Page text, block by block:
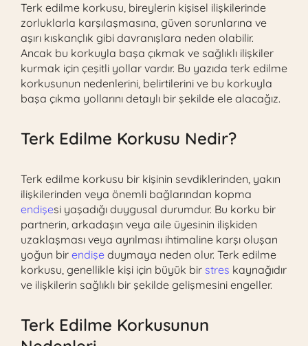
Terk edilme korkusu, bireylerin kişisel ilişkilerinde
zorluklarla karşılaşmasına, güven sorunlarına ve
aşırı kıskançlık gibi davranışlara neden olabilir.
Ancak bu korkuyla başa çıkmak ve sağlıklı ilişkiler
kurmak için çeşitli yollar vardır. Bu yazıda terk edilme
korkusunun nedenlerini, belirtilerini ve bu korkuyla
başa çıkma yollarını detaylı bir şekilde ele alacağız.
Terk Edilme Korkusu Nedir?
Terk edilme korkusu bir kişinin sevdiklerinden, yakın
ilişkilerinden veya önemli bağlarından kopma
endişesi yaşadığı duygusal durumdur. Bu korku bir
partnerin, arkadaşın veya aile üyesinin ilişkiden
uzaklaşması veya ayrılması ihtimaline karşı oluşan
yoğun bir endişe duymaya neden olur. Terk edilme
korkusu, genellikle kişi için büyük bir stres kaynağıdır
ve ilişkilerin sağlıklı bir şekilde gelişmesini engeller.
Terk Edilme Korkusunun